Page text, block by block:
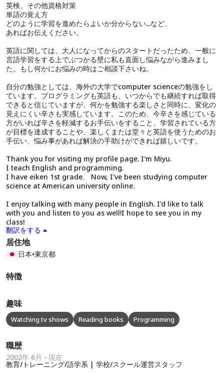
英検、その他資格対策
単語の覚え方
どのように学習を進めたらよいか分からない...など、
あればお伝えください。
英語に関しては、大人になってからのスタートだったため、一般に
言語学習をする上でぶつかる壁に私も直面し悩みながら進みまし
た。もし何かにお悩みの時はご相談下さいね。
自分の勉強としては、海外の大学でcomputer scienceの勉強をし
ています。プログラミングも英語も、いつからでも継続すれば取得
できると信じていますが、何かを勉強する楽しさと同時に、変化の
見えにくい辛さも実感しています。このため、今辛さを感じている
方がいれば辛さを軽減するお手伝いをすること、学習されている方
が目標を達成することや、楽しくまたは堂々と英語を使うためのお
手伝い、悩み事があれば解決の手助けができれば嬉しいです。
Thank you for visiting my profile page. I'm Miyu.
I teach English and programming.
I have eiken 1st grade. Now, I've been studying computer
science at American university online.
I enjoy talking with many people in English. I'd like to talk
with you and listen to you as well!I hope to see you in my
class!
翻訳をする
居住地
日本•東京都
特徴
趣味
Watching tv shows Reading books Programming
職歴
2002年 6月 - 現在
教育/トレーニング/語学系 | 学校/スクール運営スタッフ